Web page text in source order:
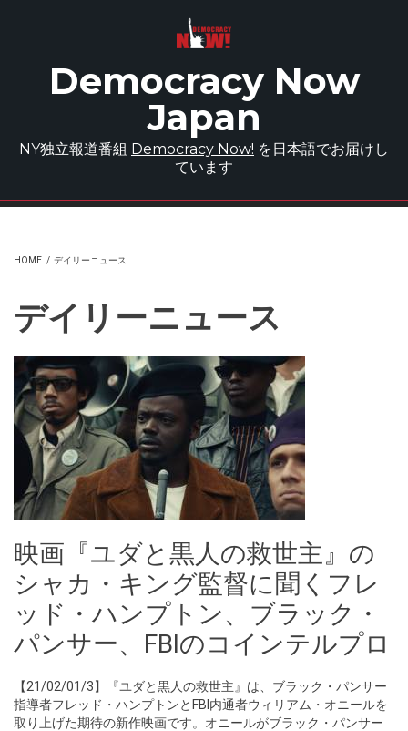
Democracy Now
Japan
NY独立報道番組 Democracy Now! を日本語でお届けし
ています
HOME / デイリーニュース
デイリーニュース
映画『ユダと黒人の救世主』の
シャカ・キング監督に聞くフレ
ッド・ハンプトン、ブラック・
パンサー、FBIのコインテルプロ
【21/02/01/3】『ユダと黒人の救世主』は、ブラック・パンサー
指導者フレッド・ハンプトンとFBI内通者ウィリアム・オニールを
取り上げた期待の新作映画です。オニールがブラック・パンサー